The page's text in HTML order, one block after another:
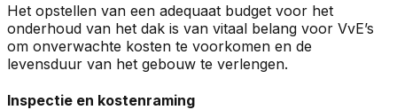
Het opstellen van een adequaat budget voor het
onderhoud van het dak is van vitaal belang voor VvE’s
om onverwachte kosten te voorkomen en de
levensduur van het gebouw te verlengen.
Inspectie en kostenraming